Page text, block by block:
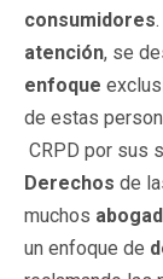
consumidores
atención, se
enfoque
de estas
CRPD por sus
Derechos de
muchos
un enfoque de